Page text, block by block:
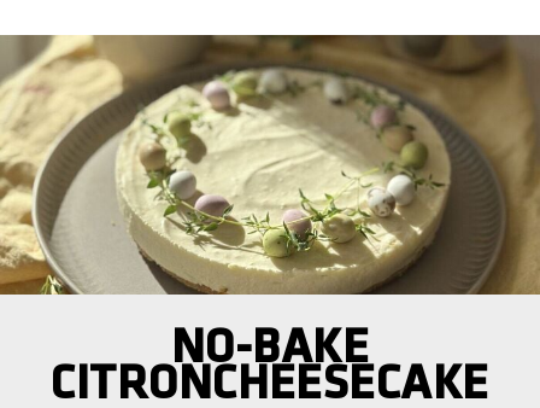
NO-BAKE
CITRONCHEESECAKE